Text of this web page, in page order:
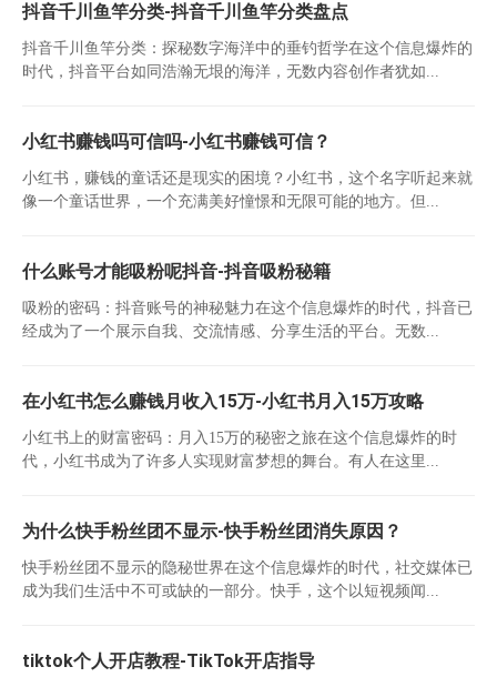
抖音千川鱼竿分类-抖音千川鱼竿分类盘点
抖音千川鱼竿分类：探秘数字海洋中的垂钓哲学在这个信息爆炸的
时代，抖音平台如同浩瀚无垠的海洋，无数内容创作者犹如...
小红书赚钱吗可信吗-小红书赚钱可信？
小红书，赚钱的童话还是现实的困境？小红书，这个名字听起来就
像一个童话世界，一个充满美好憧憬和无限可能的地方。但...
什么账号才能吸粉呢抖音-抖音吸粉秘籍
吸粉的密码：抖音账号的神秘魅力在这个信息爆炸的时代，抖音已
经成为了一个展示自我、交流情感、分享生活的平台。无数...
在小红书怎么赚钱月收入15万-小红书月入15万攻略
小红书上的财富密码：月入15万的秘密之旅在这个信息爆炸的时
代，小红书成为了许多人实现财富梦想的舞台。有人在这里...
为什么快手粉丝团不显示-快手粉丝团消失原因？
快手粉丝团不显示的隐秘世界在这个信息爆炸的时代，社交媒体已
成为我们生活中不可或缺的一部分。快手，这个以短视频闻...
tiktok个人开店教程-TikTok开店指导